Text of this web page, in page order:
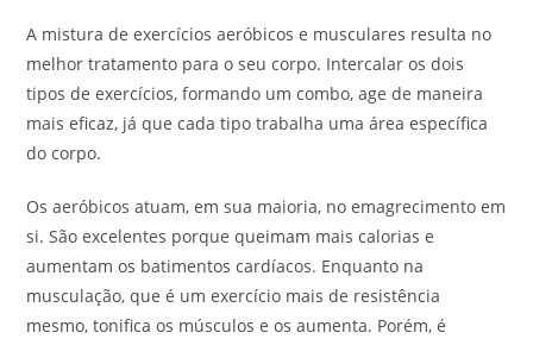
A mistura de exercícios aeróbicos e musculares resulta no
melhor tratamento para o seu corpo. Intercalar os dois
tipos de exercícios, formando um combo, age de maneira
mais eficaz, já que cada tipo trabalha uma área específica
do corpo.
Os aeróbicos atuam, em sua maioria, no emagrecimento em
si. São excelentes porque queimam mais calorias e
aumentam os batimentos cardíacos. Enquanto na
musculação, que é um exercício mais de resistência
mesmo, tonifica os músculos e os aumenta. Porém, é